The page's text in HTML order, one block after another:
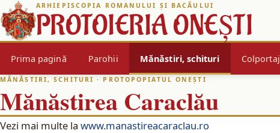
ARHIEPISCOPIA ROMANULUI ȘI BACĂULUI
PROTOIERIA ONEȘTI
Prima pagină Parohii Mănăstiri, schituri Colportaj
MĂNĂSTIRI, SCHITURI · PROTOPOPIATUL ONEȘTI
Mănăstirea Caraclău
Vezi mai multe la www.manastireacaraclau.ro